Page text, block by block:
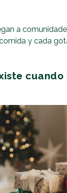
a
y cada
cuando